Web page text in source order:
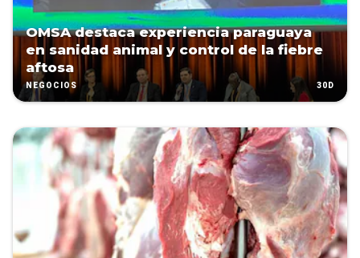
OMSA destaca experiencia paraguaya
en sanidad animal y control de la fiebre
aftosa
NEGOCIOS 30D